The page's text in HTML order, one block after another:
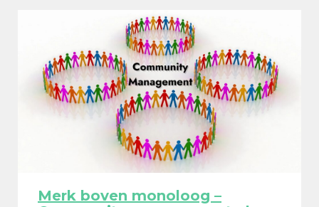
Merk boven monoloog –